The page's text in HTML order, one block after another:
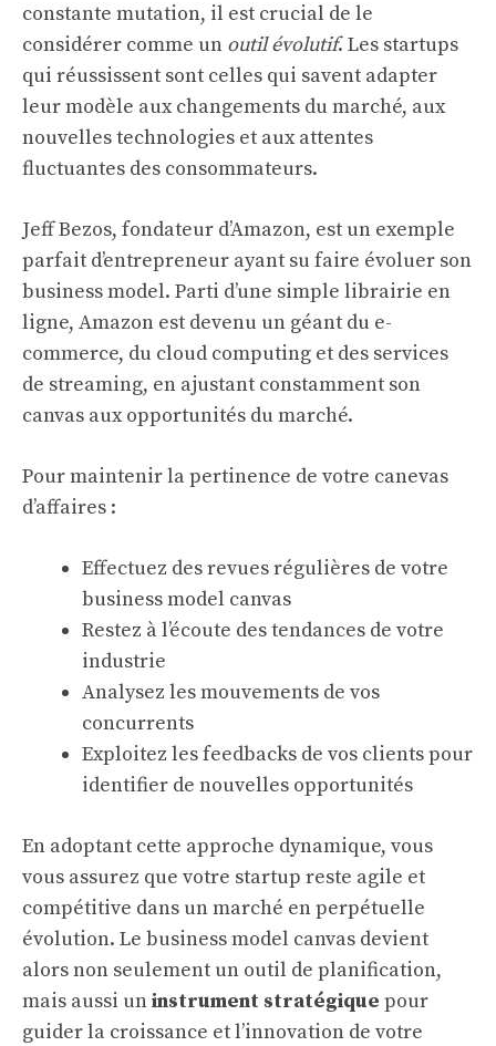
constante mutation, il est crucial de le
considérer comme un outil évolutif. Les startups
qui réussissent sont celles qui savent adapter
leur modèle aux changements du marché, aux
nouvelles technologies et aux attentes
fluctuantes des consommateurs.
Jeff Bezos, fondateur d’Amazon, est un exemple
parfait d’entrepreneur ayant su faire évoluer son
business model. Parti d’une simple librairie en
ligne, Amazon est devenu un géant du e-
commerce, du cloud computing et des services
de streaming, en ajustant constamment son
canvas aux opportunités du marché.
Pour maintenir la pertinence de votre canevas
d’affaires :
Effectuez des revues régulières de votre
business model canvas
Restez à l’écoute des tendances de votre
industrie
Analysez les mouvements de vos
concurrents
Exploitez les feedbacks de vos clients pour
identifier de nouvelles opportunités
En adoptant cette approche dynamique, vous
vous assurez que votre startup reste agile et
compétitive dans un marché en perpétuelle
évolution. Le business model canvas devient
alors non seulement un outil de planification,
mais aussi uninstrument stratégique pour
guider la croissance et l’innovation de votre